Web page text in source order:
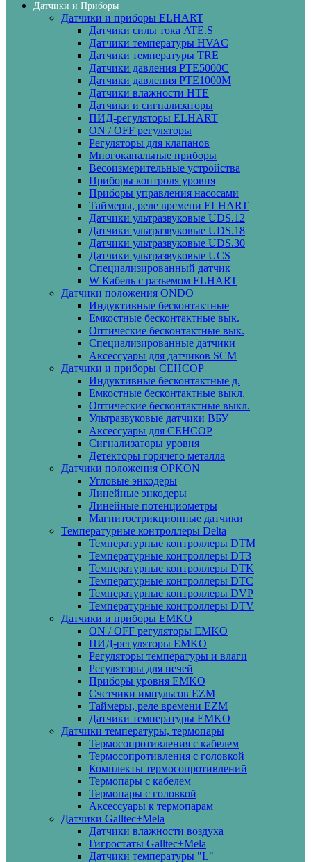
Датчики и Приборы
Датчики и приборы ELHART
Датчики силы тока ATE.S
Датчики температуры HVAC
Датчики температуры ТRE
Датчики давления PTE5000C
Датчики давления РТЕ1000М
Датчики влажности HTE
Датчики и сигнализаторы
ПИД-регуляторы ELHART
ON / OFF регуляторы
Регуляторы для клапанов
Многоканальные приборы
Весоизмерительные устройства
Приборы контроля уровня
Приборы управления насосами
Таймеры, реле времени ELHART
Датчики ультразвуковые UDS.12
Датчики ультразвуковые UDS.18
Датчики ультразвуковые UDS.30
Датчики ультразвуковые UCS
Специализированный датчик
W Кабель с разъемом ELHART
Датчики положения ONDO
Индуктивные бесконтактные
Емкостные бесконтактные вык.
Оптические бесконтактные вык.
Специализированные датчики
Аксессуары для датчиков SCM
Датчики и приборы СЕНСОР
Индуктивные бесконтактные д.
Емкостные бесконтактные выкл.
Оптические бесконтактные выкл.
Ультразвуковые датчики ВБУ
Аксессуары для СЕНСОР
Сигнализаторы уровня
Детекторы горячего металла
Датчики положения OPKON
Угловые энкодеры
Линейные энкодеры
Линейные потенциометры
Магнитострикционные датчики
Температурные контроллеры Delta
Температурные контроллеры DTM
Температурные контроллеры DT3
Температурные контроллеры DTK
Температурные контроллеры DTC
Температурные контроллеры DVP
Температурные контроллеры DTV
Датчики и приборы EMKO
ON / OFF регуляторы EMKO
ПИД-регуляторы EMKO
Регуляторы температуры и влаги
Регуляторы для печей
Приборы уровня EMKO
Счетчики импульсов EZM
Таймеры, реле времени EZM
Датчики температуры EMKO
Датчики температуры, термопары
Термосопротивления с кабелем
Термосопротивления с головкой
Комплекты термосопротивлений
Термопары с кабелем
Термопары с головкой
Аксессуары к термопарам
Датчики Galltec+Mela
Датчики влажности воздуха
Гигростаты Galltec+Mela
Датчики температуры "L"